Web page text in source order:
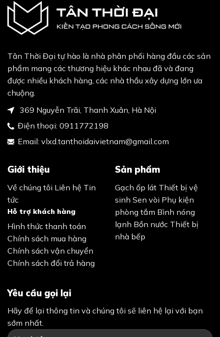
Tân Thời Đại tự hào là nhà phân phối hàng đầu các sản
phẩm mang các thương hiệu khác nhau đã và đang
được nhiều khách hàng, các nhà thầu xây dựng lớn ưa
chuộng.
369 Nguyễn Trãi, Thanh Xuân, Hà Nội
Điện thoại: 0911772198
Email: vlxd.tanthoidaivietnam@gmail.com
Giới thiệu
Về chúng tôi Liên hệ Tin
tức
Hỗ trợ khách hàng
Hình thức thanh toán
Chính sách mua hàng
Chính sách vận chuyển
Chính sách đổi trả hàng
Sản phẩm
Gạch ốp lát Thiết bị vệ
sinh Sen vòi Phụ kiện
phòng tắm Bình nóng
lạnh Bồn nước Thiết bị
nhà bếp
Yêu cầu gọi lại
Hãy để lại thông tin và chúng tôi sẽ liên hệ lại với bạn
sớm nhất.